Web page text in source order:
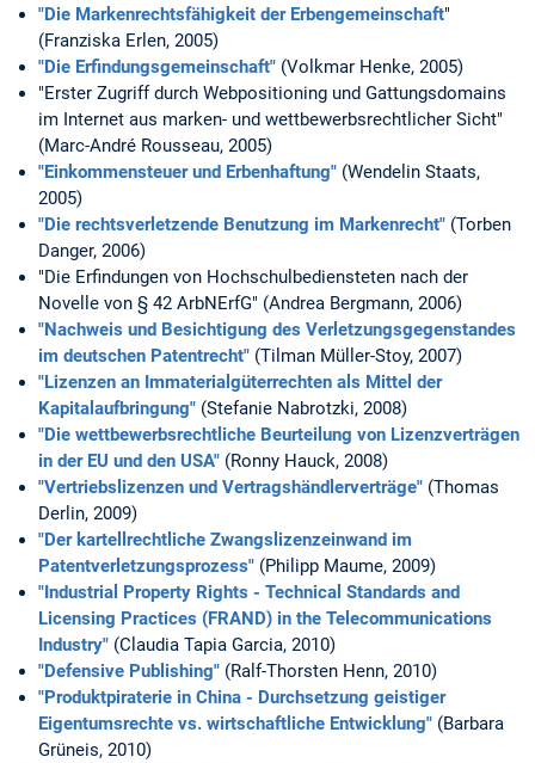
"Die Markenrechtsfähigkeit der Erbengemeinschaft"
(Franziska Erlen, 2005)
"Die Erfindungsgemeinschaft" (Volkmar Henke, 2005)
"Erster Zugriff durch Webpositioning und Gattungsdomains
im Internet aus marken- und wettbewerbsrechtlicher Sicht"
(Marc-André Rousseau, 2005)
"Einkommensteuer und Erbenhaftung" (Wendelin Staats,
2005)
"Die rechtsverletzende Benutzung im Markenrecht" (Torben
Danger, 2006)
"Die Erfindungen von Hochschulbediensteten nach der
Novelle von § 42 ArbNErfG" (Andrea Bergmann, 2006)
"Nachweis und Besichtigung des Verletzungsgegenstandes
im deutschen Patentrecht" (Tilman Müller-Stoy, 2007)
"Lizenzen an Immaterialgüterrechten als Mittel der
Kapitalaufbringung" (Stefanie Nabrotzki, 2008)
"Die wettbewerbsrechtliche Beurteilung von Lizenzverträgen
in der EU und den USA" (Ronny Hauck, 2008)
"Vertriebslizenzen und Vertragshändlerverträge" (Thomas
Derlin, 2009)
"Der kartellrechtliche Zwangslizenzeinwand im
Patentverletzungsprozess" (Philipp Maume, 2009)
"Industrial Property Rights - Technical Standards and
Licensing Practices (FRAND) in the Telecommunications
Industry" (Claudia Tapia Garcia, 2010)
"Defensive Publishing" (Ralf-Thorsten Henn, 2010)
"Produktpiraterie in China - Durchsetzung geistiger
Eigentumsrechte vs. wirtschaftliche Entwicklung" (Barbara
Grüneis, 2010)